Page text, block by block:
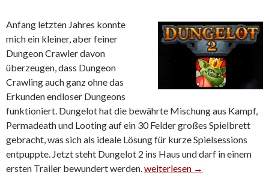
Anfang letzten Jahres konnte
mich ein kleiner, aber feiner
Dungeon Crawler davon
überzeugen, dass Dungeon
Crawling auch ganz ohne das
Erkunden endloser Dungeons
funktioniert. Dungelot hat die bewährte Mischung aus Kampf,
Permadeath und Looting auf ein 30 Felder großes Spielbrett
gebracht, was sich als ideale Lösung für kurze Spielsessions
entpuppte. Jetzt steht Dungelot 2 ins Haus und darf in einem
ersten Trailer bewundert werden. Dungelot 2 kommt mit
weiterlesen →